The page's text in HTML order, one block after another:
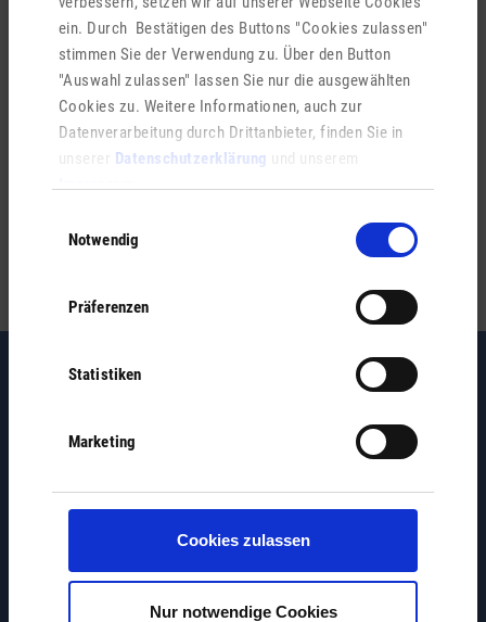
ein. Durch Bestätigen des Buttons "Cookies zulassen"
stimmen Sie der Verwendung zu. Über den Button
"Auswahl zulassen" lassen Sie nur die ausgewählten
Cookies zu. Weitere Informationen, auch zur
Datenverarbeitung durch Drittanbieter, finden Sie in
unserer Datenschutzerklärung und unserem
Impressum.
Notwendig
Präferenzen
Statistiken
Marketing
Cookies zulassen
Nur notwendige Cookies
Ähnliche Einträge
Reisepass
Aufenthaltsbescheinigung